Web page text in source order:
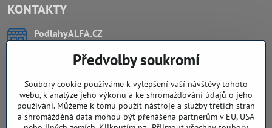
KONTAKTY
PodlahyALFA​.CZ
Záříčí, ev.č. 54
768 11 Chropyně
DIČ: CZ8103114129
Sklad, vzorkovna PO TELEFONICKÉ DOMLUVĚ
Záříčí ev. č. 54
Předvolby soukromí
Soubory cookie používáme k vylepšení vaší návštěvy tohoto
webu, k analýze jeho výkonu a ke shromažďování údajů o jeho
používání. Můžeme k tomu použít nástroje a služby třetích stran
a shromážděná data mohou být přenášena partnerům v EU, USA